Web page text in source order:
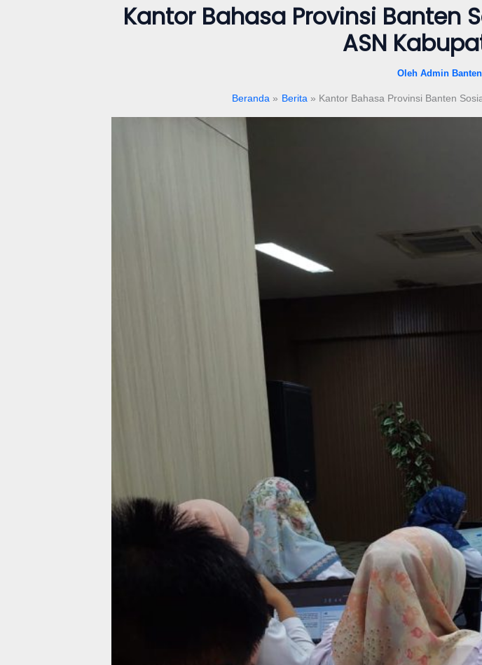
Kantor Bahasa Provinsi Banten
ASN
Oleh Admin Banten
Beranda Berita Kantor Bahasa Provinsi Banten